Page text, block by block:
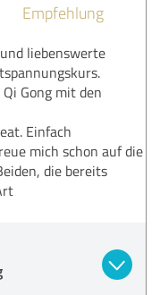
Empfehlung
liebenswerte
Gong mit den
Einfach
mich schon auf die
die bereits